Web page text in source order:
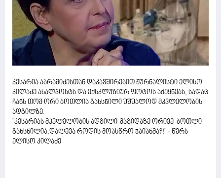
კესარია აბრამიძესთან დაკავშირებით ჟურნალისტი ელისო
კილაძე ახალპოსტს და ექსკლუზიურ ფოტოს აქეყნებს, სადაც
ჩანს თომ ორი ბოთლია გახსნილი უშუალოდ მკვლელობის
ადგილზე.
"კესარიას მკვლელობის ადგილი-მაგიდაზე ორივე ბოთლი
გახსნილია,დალევა როდის მოასწრო ჯაიანმა?!" - წერს
ელისო კილაძე